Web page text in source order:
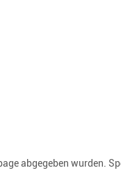
abgegeben wurden.